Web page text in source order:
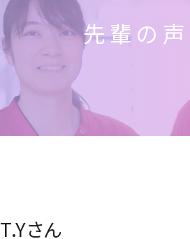
先輩の声
T.Yさん